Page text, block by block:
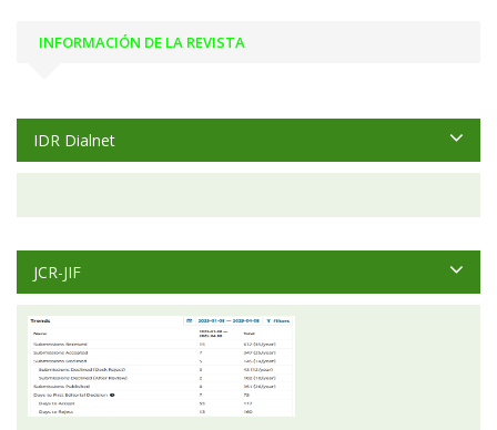
INFORMACIÓN DE LA REVISTA
IDR Dialnet
JCR-JIF